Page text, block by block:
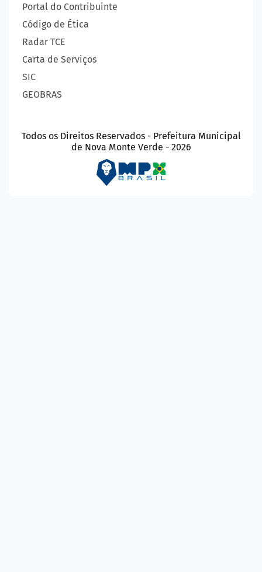
Portal do Contribuinte
Código de Ética
Radar TCE
Carta de Serviços
SIC
GEOBRAS
Todos os Direitos Reservados - Prefeitura Municipal
de Nova Monte Verde - 2026